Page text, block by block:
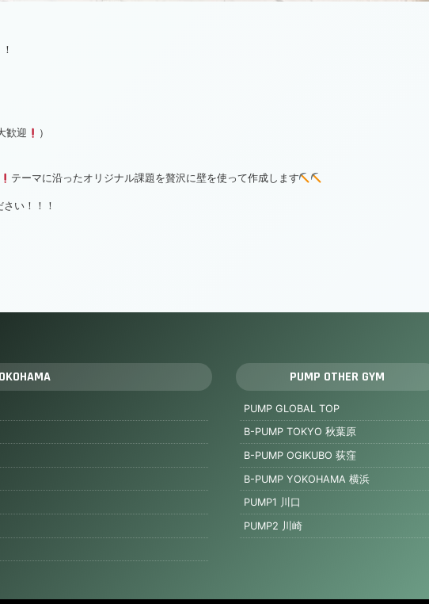
歓迎
）
テーマに沿ったオリジナル課題を贅沢に壁を使って作成します
い！！！
PUMP OTHER GYM
PUMP GLOBAL TOP
B-PUMP TOKYO 秋葉原
B-PUMP OGIKUBO 荻窪
B-PUMP YOKOHAMA 横浜
PUMP1 川口
PUMP2 川崎